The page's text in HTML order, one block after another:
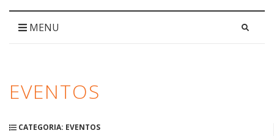
Atividades
MENU
EVENTOS
CATEGORIA: EVENTOS